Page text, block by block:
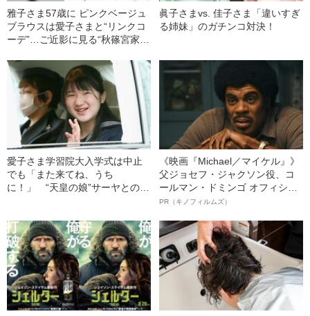
雅子さま57歳に ピンクベージュ
ブラウスは愛子さまと“リンクコ
ーデ”…ご近影に見る“秋篠宮家と
眞子さまvs. 佳子さま「違いすぎ
る姉妹」のガチンコ対決！
愛子さま学習院大入学式は中止
でも「また来てね、うち
に！」 “天皇の娘”サーヤとの共
《映画『Michael／マイケル』》
父ジョセフ・ジャクソン役、コ
ールマン・ドミンゴ オフィシャ
ルインタビュー“観客を魅了した
語る”《日本興収70億円突破》
PR（キノフィルムズ）